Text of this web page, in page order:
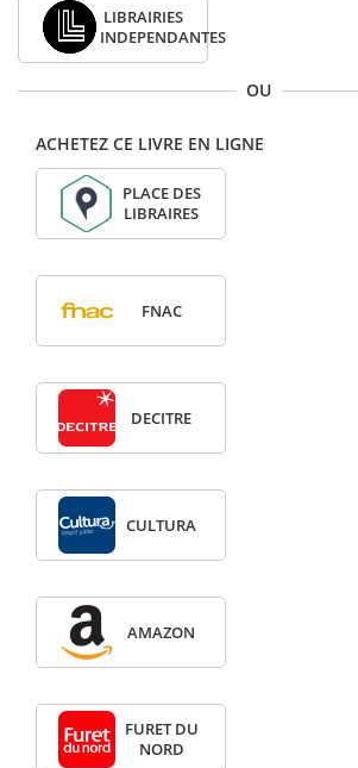
LIBRAIRIES
INDEPENDANTES
OU
ACHETEZ CE LIVRE EN LIGNE
PLACE DES
LIBRAIRES
FNAC
DECITRE
CULTURA
AMAZON
FURET DU
NORD